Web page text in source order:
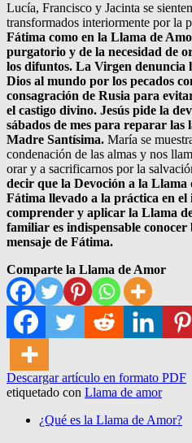
Lucía, Francisco y Jacinta se
transformados interiormente por la
Fátima como en la Llama de
purgatorio y de la necesidad de
los difuntos. La Virgen denuncia
Dios al mundo por los pecados
consagración de Rusia para
el castigo divino. Jesús pide la
sábados de mes para reparar las
Madre Santísima. María se
condenación de las almas y nos
orar y a sacrificarnos por la
decir que la Devoción a la Llama
Fátima llevado a la práctica en
comprender y aplicar la Llama
familiar es indispensable
mensaje de Fátima.
Comparte la Llama de Amor
Descargar artículo en formato PDF
etiquetado con Llama de amor
¿Qué es la Llama de Amor?